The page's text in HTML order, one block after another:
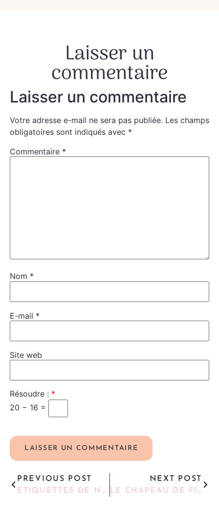
Laisser un
commentaire
Laisser un commentaire
Votre adresse e-mail ne sera pas publiée. Les champs
obligatoires sont indiqués avec *
Commentaire *
Nom *
E-mail *
Site web
Résoudre : *
20 − 16 =
PREVIOUS POST
ETIQUETTES DE NOËL PERSONNALISÉES
NEXT POST
LE CHAPEAU DE FIN D’ANNÉE